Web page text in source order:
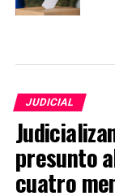
JUDICIAL
presunto
cuatro